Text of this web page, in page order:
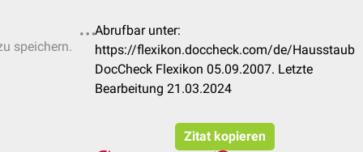
speichern.
Abrufbar unter:
https://flexikon.doccheck.com/de/Hausstaub
DocCheck Flexikon 05.09.2007. Letzte
Bearbeitung 21.03.2024
Zitat kopieren